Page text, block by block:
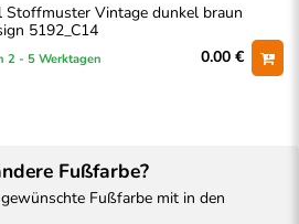
Stoffmuster Vintage dunkel braun
5192_C14
2 - 5 Werktagen 0.00 €
Fußfarbe?
Fußfarbe mit in den